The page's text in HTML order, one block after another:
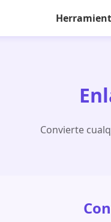
Convierte